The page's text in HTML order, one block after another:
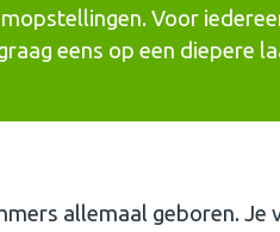
Voor
eens op een diepere
allemaal geboren. Je